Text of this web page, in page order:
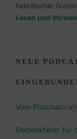
hebräischer
Lesen und
NEUE
Vom Koschatn
Gedenkfeier für